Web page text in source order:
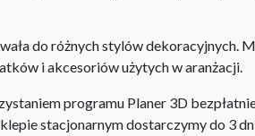
do różnych stylów dekoracyjnych.
i akcesoriów użytych w aranżacji.
programu Planer 3D
stacjonarnym dostarczymy do 3